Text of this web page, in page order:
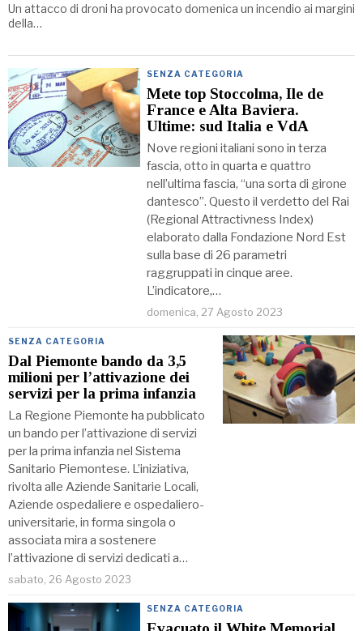
Un attacco di droni ha provocato domenica un incendio ai margini
della…
SENZA CATEGORIA
Mete top Stoccolma, Ile de
France e Alta Baviera.
Ultime: sud Italia e VdA
Nove regioni italiani sono in terza
fascia, otto in quarta e quattro
nell’ultima fascia, “una sorta di girone
dantesco”. Questo il verdetto del Rai
(Regional Attractivness Index)
elaborato dalla Fondazione Nord Est
sulla base di 26 parametri
raggruppati in cinque aree.
L’indicatore,…
domenica, 27 Agosto 2023
SENZA CATEGORIA
Dal Piemonte bando da 3,5
milioni per lʼattivazione dei
servizi per la prima infanzia
La Regione Piemonte ha pubblicato
un bando per l’attivazione di servizi
per la prima infanzia nel Sistema
Sanitario Piemontese. L’iniziativa,
rivolta alle Aziende Sanitarie Locali,
Aziende ospedaliere e ospedaliero-
universitarie, in forma singola o
associata mira a sostenere
l’attivazione di servizi dedicati a…
sabato, 26 Agosto 2023
SENZA CATEGORIA